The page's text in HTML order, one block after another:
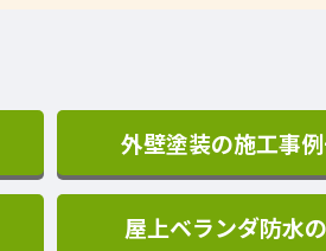
外壁塗装の施工事
屋上ベランダ防水